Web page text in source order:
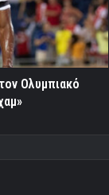
Ολυμπιακό